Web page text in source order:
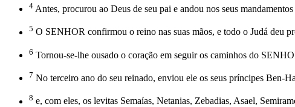
4 Antes, procurou ao Deus de seu pai e andou nos seus
5 O SENHOR confirmou o reino nas suas mãos, e todo o Judá deu
6 Tornou-se-lhe ousado o coração em seguir os caminhos do
7 No terceiro ano do seu reinado, enviou ele os seus príncipes Ben-
8 e, com eles, os levitas Semaías, Netanias, Zebadias, Asael,